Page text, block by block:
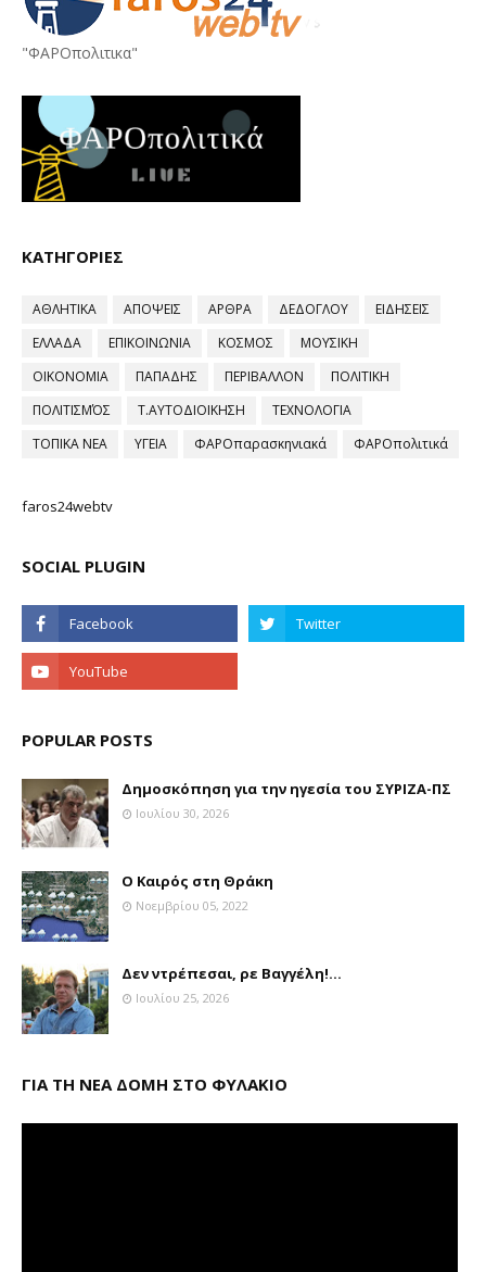
"ΦΑΡΟπολιτικα"
ΚΑΤΗΓΟΡΙΕΣ
ΑΘΛΗΤΙΚΑ ΑΠΟΨΕΙΣ ΑΡΘΡΑ ΔΕΔΟΓΛΟΥ
ΕΙΔΗΣΕΙΣ
ΕΛΛΑΔΑ
ΕΠΙΚΟΙΝΩΝΙΑ ΚΟΣΜΟΣ
ΜΟΥΣΙΚΗ
ΟΙΚΟΝΟΜΙΑ
ΠΑΠΑΔΗΣ ΠΕΡΙΒΑΛΛΟΝ
ΠΟΛΙΤΙΚΗ
ΠΟΛΙΤΙΣΜΌΣ
Τ.ΑΥΤΟΔΙΟΙΚΗΣΗ
ΤΕΧΝΟΛΟΓΙΑ
ΤΟΠΙΚΑ ΝΕΑ
ΥΓΕΙΑ ΦΑΡΟπαρασκηνιακά ΦΑΡΟπολιτικά
faros24webtv
SOCIAL PLUGIN
POPULAR POSTS
Δημοσκόπηση για την ηγεσία του ΣΥΡΙΖΑ-ΠΣ
Ιουλίου 30, 2026
Ο Καιρός στη Θράκη
Νοεμβρίου 05, 2022
Δεν ντρέπεσαι, ρε Βαγγέλη!...
Ιουλίου 25, 2026
ΓΙΑ ΤΗ ΝΕΑ ΔΟΜΗ ΣΤΟ ΦΥΛΑΚΙΟ